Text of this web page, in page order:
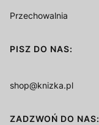
Przechowalnia
PISZ DO NAS:
shop@knizka.pl
ZADZWOŃ DO NAS: